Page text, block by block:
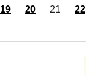
19 20 21 22